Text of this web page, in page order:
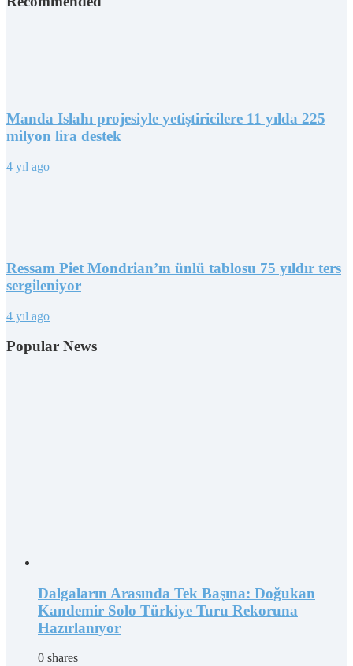
Manda Islahı projesiyle yetiştiricilere 11 yılda 225
milyon lira destek
4 yıl ago
Ressam Piet Mondrian’ın ünlü tablosu 75 yıldır ters
sergileniyor
4 yıl ago
Popular News
Dalgaların Arasında Tek Başına: Doğukan
Kandemir Solo Türkiye Turu Rekoruna
Hazırlanıyor
0 shares